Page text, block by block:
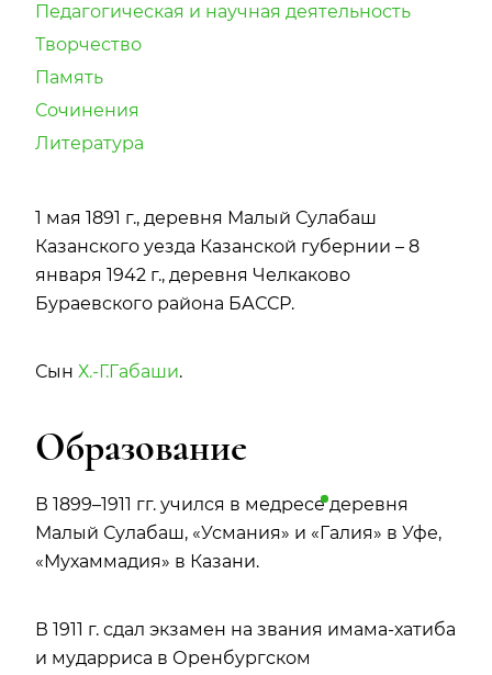
Педагогическая и научная деятельность
Творчество
Память
Сочинения
Литература
1 мая 1891 г., деревня Малый Сулабаш
Казанского уезда Казанской губернии – 8
января 1942 г., деревня Челкаково
Бураевского района БАССР.
Сын Х.-Г.Габаши.
Образование
В 1899–1911 гг. учился в медреседеревня
Малый Сулабаш, «Усмания» и «Галия» в Уфе,
«Мухаммадия» в Казани.
В 1911 г. сдал экзамен на звания имама-хатиба
и мударриса в Оренбургском